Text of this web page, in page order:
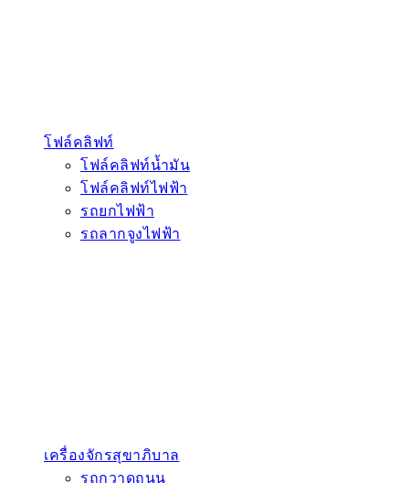
โฟล์คลิฟท์
โฟล์คลิฟท์น้ำมัน
โฟล์คลิฟท์ไฟฟ้า
รถยกไฟฟ้า
รถลากจูงไฟฟ้า
เครื่องจักรสุขาภิบาล
รถกวาดถนน